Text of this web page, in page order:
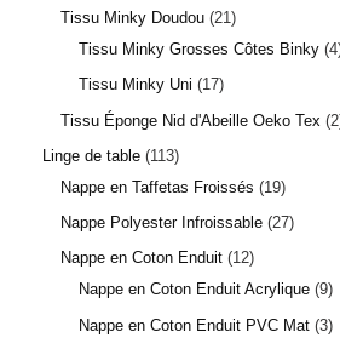
Tissu Minky Doudou 21
Tissu Minky Grosses Côtes Binky 4
Tissu Minky Uni
17
Tissu Éponge Nid d'Abeille Oeko Tex
2
Linge de table 113
Nappe en Taffetas Froissés
19
Nappe Polyester Infroissable 27
Nappe en Coton Enduit 12
Nappe en Coton Enduit Acrylique 9
Nappe en Coton Enduit PVC Mat 3